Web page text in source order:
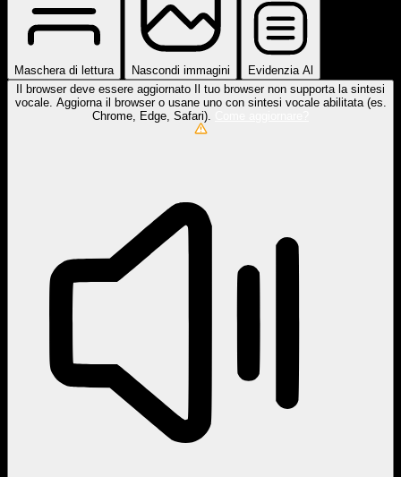
Maschera di lettura Nascondi immagini
Evidenzia Al
Il browser deve essere aggiornato Il tuo browser non supporta la sintesi
vocale. Aggiorna il browser o usane uno con sintesi vocale abilitata (es.
Chrome, Edge, Safari).